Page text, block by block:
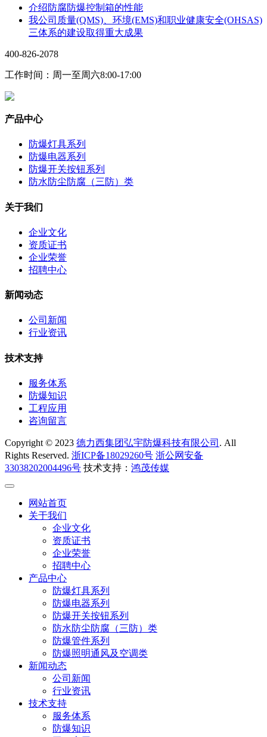
介绍防腐防爆控制箱的性能
我公司质量(QMS)、环境(EMS)和职业健康安全(OHSAS)
三体系的建设取得重大成果
400-826-2078
工作时间：周一至周六8:00-17:00
产品中心
防爆灯具系列
防爆电器系列
防爆开关按钮系列
防水防尘防腐（三防）类
关于我们
企业文化
资质证书
企业荣誉
招聘中心
新闻动态
公司新闻
行业资讯
技术支持
服务体系
防爆知识
工程应用
咨询留言
Copyright © 2023 德力西集团弘宇防爆科技有限公司 . All
Rights Reserved. 浙ICP备18029260号 浙公网安备
33038202004496号 技术支持： 鸿茂传媒
网站首页
关于我们
企业文化
资质证书
企业荣誉
招聘中心
产品中心
防爆灯具系列
防爆电器系列
防爆开关按钮系列
防水防尘防腐（三防）类
防爆管件系列
防爆照明通风及空调类
新闻动态
公司新闻
行业资讯
技术支持
服务体系
防爆知识